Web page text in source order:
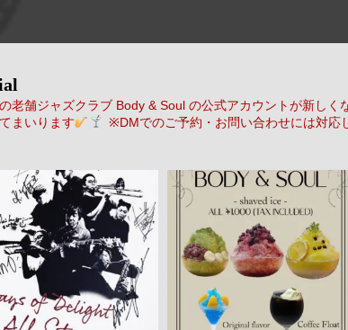
老舗ジャズクラブ Body & Soul の公式アカウントが新しく
まいります
※DMでのご予約・お問い合わせには対応